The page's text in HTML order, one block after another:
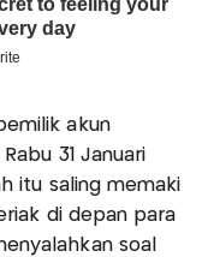
akun
31 Januari
itu saling memaki
di depan para
soal